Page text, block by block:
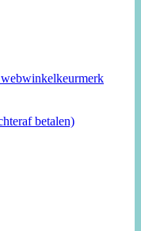
betalen)